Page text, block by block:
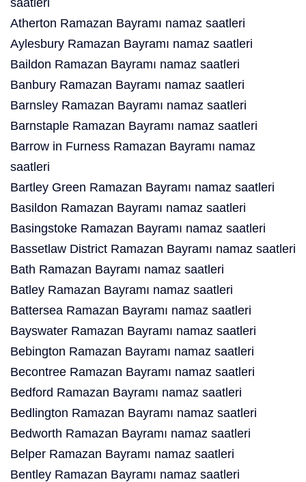
saatleri
Atherton Ramazan Bayramı namaz saatleri
Aylesbury Ramazan Bayramı namaz saatleri
Baildon Ramazan Bayramı namaz saatleri
Banbury Ramazan Bayramı namaz saatleri
Barnsley Ramazan Bayramı namaz saatleri
Barnstaple Ramazan Bayramı namaz saatleri
Barrow in Furness Ramazan Bayramı namaz
saatleri
Bartley Green Ramazan Bayramı namaz saatleri
Basildon Ramazan Bayramı namaz saatleri
Basingstoke Ramazan Bayramı namaz saatleri
Bassetlaw District Ramazan Bayramı namaz saatleri
Bath Ramazan Bayramı namaz saatleri
Batley Ramazan Bayramı namaz saatleri
Battersea Ramazan Bayramı namaz saatleri
Bayswater Ramazan Bayramı namaz saatleri
Bebington Ramazan Bayramı namaz saatleri
Becontree Ramazan Bayramı namaz saatleri
Bedford Ramazan Bayramı namaz saatleri
Bedlington Ramazan Bayramı namaz saatleri
Bedworth Ramazan Bayramı namaz saatleri
Belper Ramazan Bayramı namaz saatleri
Bentley Ramazan Bayramı namaz saatleri